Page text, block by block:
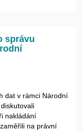
správu
dat v rámci Národní
nakládání
na právní